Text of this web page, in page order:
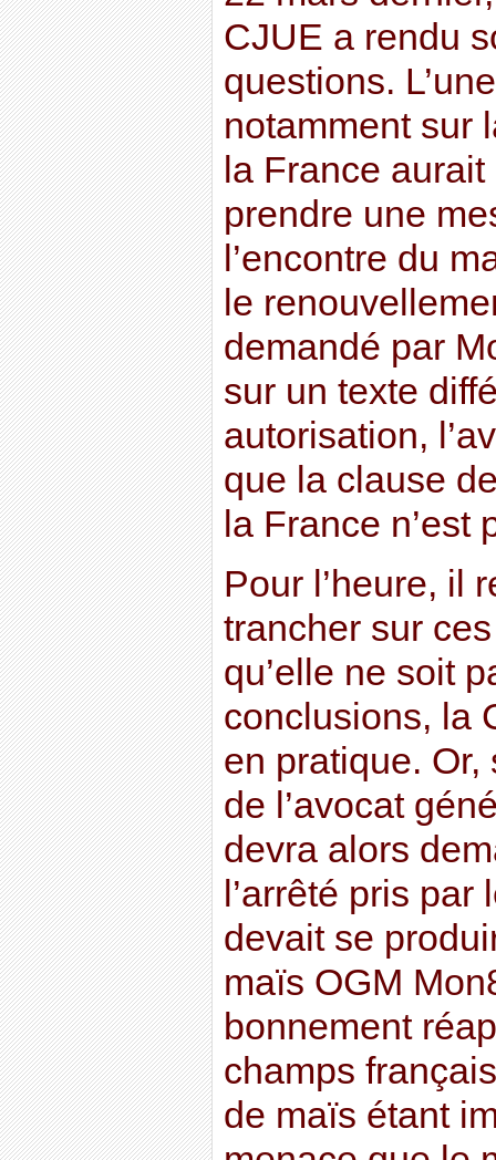
CJUE a rendu
questions.
notamment sur
la France
prendre une
l’encontre du
le
demandé par
sur un texte
autorisation,
que la clause
la France n’est
Pour l’heure, il
trancher sur
qu’elle ne soit
conclusions, la
en pratique. Or,
de l’avocat
devra alors
l’arrêté pris
devait se
maïs OGM
bonnement
champs
de maïs étant